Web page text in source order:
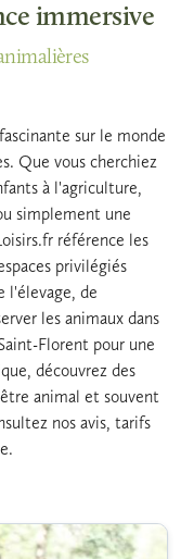
immersive
sur le monde
Que vous cherchiez
à l'agriculture,
simplement une
référence les
privilégiés
l'élevage, de
les animaux dans
Florent pour une
découvrez des
animal et souvent
nos avis, tarifs